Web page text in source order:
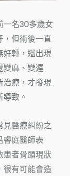
一名30多歲女
，但術後一直
好轉，還出現
變麻、變遲
治療，才發現
致。
見醫療糾紛之
睿庭醫師表
患者骨頭現狀
很有可能會造